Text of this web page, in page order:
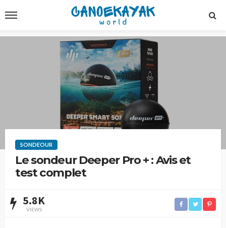
SONDEOUR
Le sondeur Deeper Pro + : Avis et
test complet
5.8K
VIEWS